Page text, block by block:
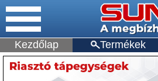
Kezdőlap Termékek